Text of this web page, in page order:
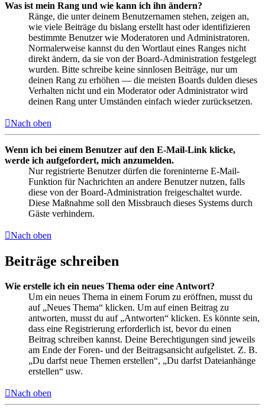
Was ist mein Rang und wie kann ich ihn ändern?
Ränge, die unter deinem Benutzernamen stehen, zeigen an,
wie viele Beiträge du bislang erstellt hast oder identifizieren
bestimmte Benutzer wie Moderatoren und Administratoren.
Normalerweise kannst du den Wortlaut eines Ranges nicht
direkt ändern, da sie von der Board-Administration festgelegt
wurden. Bitte schreibe keine sinnlosen Beiträge, nur um
deinen Rang zu erhöhen — die meisten Boards dulden dieses
Verhalten nicht und ein Moderator oder Administrator wird
deinen Rang unter Umständen einfach wieder zurücksetzen.
Nach oben
Wenn ich bei einem Benutzer auf den E-Mail-Link klicke,
werde ich aufgefordert, mich anzumelden.
Nur registrierte Benutzer dürfen die foreninterne E-Mail-
Funktion für Nachrichten an andere Benutzer nutzen, falls
diese von der Board-Administration freigeschaltet wurde.
Diese Maßnahme soll den Missbrauch dieses Systems durch
Gäste verhindern.
Nach oben
Beiträge schreiben
Wie erstelle ich ein neues Thema oder eine Antwort?
Um ein neues Thema in einem Forum zu eröffnen, musst du
auf „Neues Thema“ klicken. Um auf einen Beitrag zu
antworten, musst du auf „Antworten“ klicken. Es könnte sein,
dass eine Registrierung erforderlich ist, bevor du einen
Beitrag schreiben kannst. Deine Berechtigungen sind jeweils
am Ende der Foren- und der Beitragsansicht aufgelistet. Z. B.
„Du darfst neue Themen erstellen“, „Du darfst Dateianhänge
erstellen“ usw.
Nach oben